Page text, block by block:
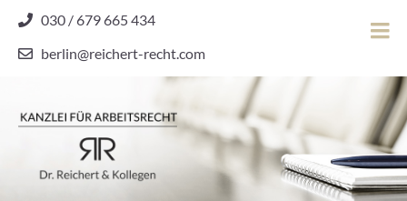
content
030 / 679 665 434
berlin@reichert-recht.com
Dr.
Reichert